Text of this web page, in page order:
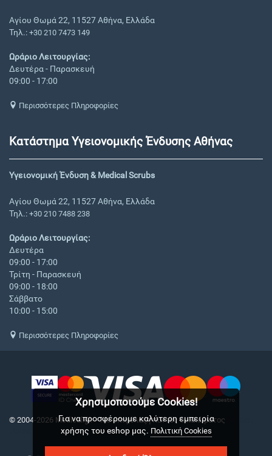
Αγίου Θωμά 22, 11527 Αθήνα, Ελλάδα
Τηλ.: +30 210 7473 149
Ωράριο Λειτουργίας:
Δευτέρα - Παρασκευή
09:00 - 17:00
Περισσότερες Πληροφορίες
Κατάστημα Υγειονομικής Ένδυσης Αθήνας
Υγειονομική Ένδυση & Medical Scrubs
Αγίου Θωμά 22, 11527 Αθήνα, Ελλάδα
Τηλ.: +30 210 7488 238
Ωράριο Λειτουργίας:
Δευτέρα
09:00 - 17:00
Τρίτη - Παρασκευή
09:00 - 18:00
Σάββατο
10:00 - 15:00
Περισσότερες Πληροφορίες
© 2004-2026 Medical.gr. - Με επιφύλαξη παντός δικαιώματος
Χρησιμοποιούμε Cookies!
Για να προσφέρουμε καλύτερη εμπειρία
χρήσης του eshop μας. Πολιτική Cookies